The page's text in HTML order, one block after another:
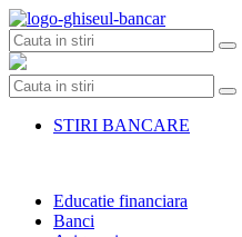
Skip
to
content
STIRI BANCARE
Educatie financiara
Banci